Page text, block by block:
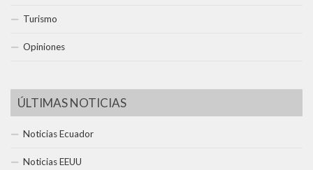
Turismo
Opiniones
ÚLTIMAS NOTICIAS
Noticias Ecuador
Noticias EEUU